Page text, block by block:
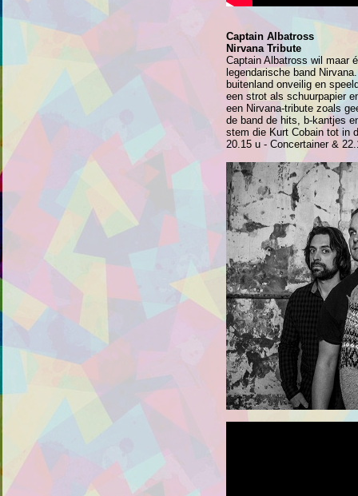
Captain Albatross
Nirvana Tribute
Captain Albatross wil maar
legendarische band
buitenland onveilig en
een strot als schuurpapier
een Nirvana-tribute zoals
de band de hits, b-kantjes
stem die Kurt Cobain tot in
20.15 u - Concertainer &